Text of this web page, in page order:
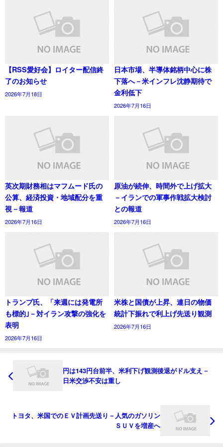
【RSS愛好会】ロイター配信終
了のお知らせ
2026年7月18日
日本市場、半導体銘柄中心に株
下落へ－米インフレ沈静期待で
金利低下
2026年7月16日
英次期財務相はマフムード氏の
公算、経済投資・地域配分を重
視－報道
2026年7月16日
原油が続伸、時間外で上げ拡大
－イランでの軍事作戦拡大検討
との報道
2026年7月16日
トランプ氏、「来週には発電所
も標的｣－対イラン攻撃の強化を
表明
2026年7月16日
米株と国債が上昇、連日の物価
統計下振れで利上げ先送り観測
2026年7月16日
円は143円台前半、米利下げ観測後退がドル支え－
日米交渉不安は重し
トヨタ、米国でのＥＶ計画先送り－人気のガソリン
ＳＵＶを増産へ